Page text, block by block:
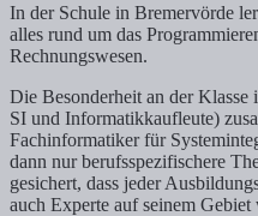
In der Schule in Bremervörde
alles rund um das
Rechnungswesen.
Die Besonderheit an der
SI und Informatikkaufleute)
Fachinformatiker für
dann nur berufsspezifischere
gesichert, dass jeder
auch Experte auf seinem Gebiet